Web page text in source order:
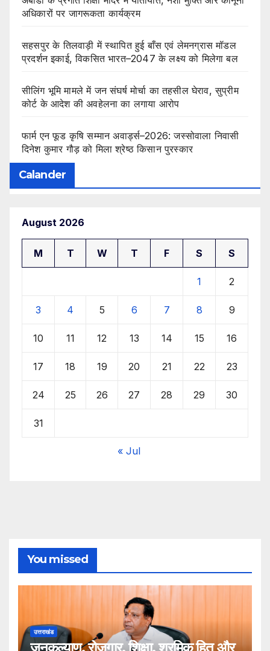
अधिकारों पर जागरूकता कार्यक्रम
सहसपुर के तिलवाड़ी में स्थापित हुई बाँस एवं लेमनग्रास मॉडल
प्रदर्शन इकाई, विकसित भारत–2047 के लक्ष्य को मिलेगा बल
सीलिंग भूमि मामले में जन संघर्ष मोर्चा का तहसील घेराव, सुप्रीम
कोर्ट के आदेश की अवहेलना का लगाया आरोप
फार्म एन फूड कृषि सम्मान अवार्ड्स–2026: जस्सोवाला निवासी
दिनेश कुमार गौड़ को मिला श्रेष्ठ किसान पुरस्कार
Calander
August 2026
M T W T F S S
1 2
3 4 5 6 7 8 9
10 11 12 13 14 15 16
17 18 19 20 21 22 23
24 25 26 27 28 29 30
31
« Jul
You missed
उत्तराखंड